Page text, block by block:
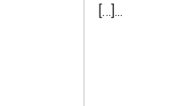
[…]...